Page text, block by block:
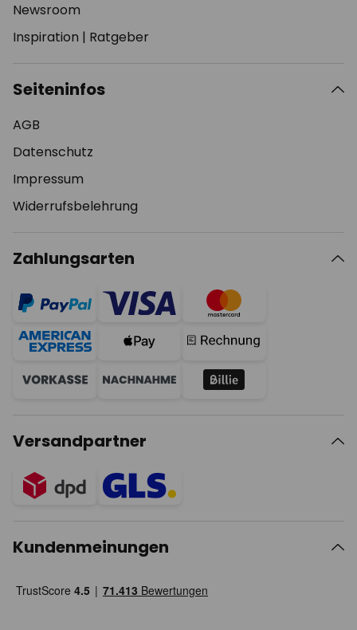
Newsroom
Inspiration | Ratgeber
Seiteninfos
AGB
Datenschutz
Impressum
Widerrufsbelehrung
Zahlungsarten
Versandpartner
Kundenmeinungen